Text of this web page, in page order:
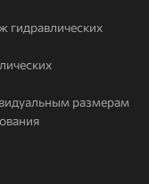
гидравлических
размерам